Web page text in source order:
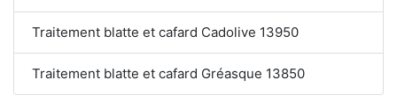
Traitement blatte et cafard Cadolive 13950
Traitement blatte et cafard Gréasque 13850